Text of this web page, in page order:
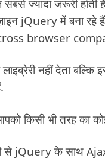
ज्यादा जरूरी
jQuery में बना रहे
browser
नहीं देता
किसी भी तरह का
से jQuery के साथ